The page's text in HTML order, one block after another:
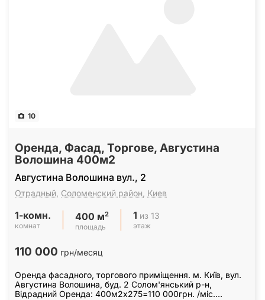
10
Оренда, Фасад, Торгове, Августина
Волошина 400м2
Августина Волошина вул., 2
Отрадный Соломенский район Киев
1-комн.
комнат
400 м2
площадь
1 из 13
этаж
110 000 грн/месяц
Оренда фасадного, торгового приміщення. м. Київ, вул.
Августина Волошина, буд. 2 Солом'янський р-н,
Відрадний Оренда: 400м2х275=110 000грн. /міс.